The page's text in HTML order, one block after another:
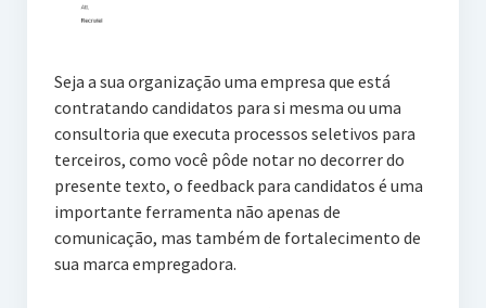
Seja a sua organização uma empresa que está
contratando candidatos para si mesma ou uma
consultoria que executa processos seletivos para
terceiros, como você pôde notar no decorrer do
presente texto, o feedback para candidatos é uma
importante ferramenta não apenas de
comunicação, mas também de fortalecimento de
sua marca empregadora.